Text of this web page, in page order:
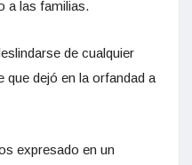
a las familias.
de cualquier
que dejó en la orfandad a
expresado en un